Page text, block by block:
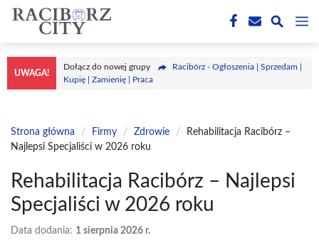
Przejdź
treści
UWAGA!
Dołącz do nowej grupy
Racibórz - Ogłoszenia | Sprzedam |
Kupię | Zamienię | Praca
Strona główna / Firmy / Zdrowie /
Rehabilitacja Racibórz –
Najlepsi Specjaliści w 2026 roku
Rehabilitacja Racibórz – Najlepsi
Specjaliści w 2026 roku
Data dodania: 1 sierpnia 2026 r.